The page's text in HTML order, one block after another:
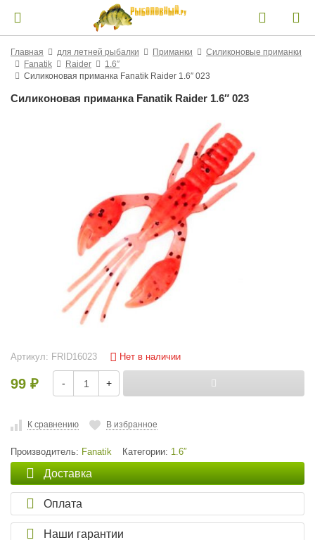
Главная для летней рыбалки Приманки
Силиконовые приманки
Fanatik
Raider
1.6″
Силиконовая приманка Fanatik Raider 1.6″ 023
Силиконовая приманка Fanatik Raider 1.6″ 023
Артикул: FRID16023 Нет в наличии
99 ₽ - +
К сравнению В избранное
Производитель: Fanatik Категории: 1.6″
Доставка
Оплата
Наши гарантии